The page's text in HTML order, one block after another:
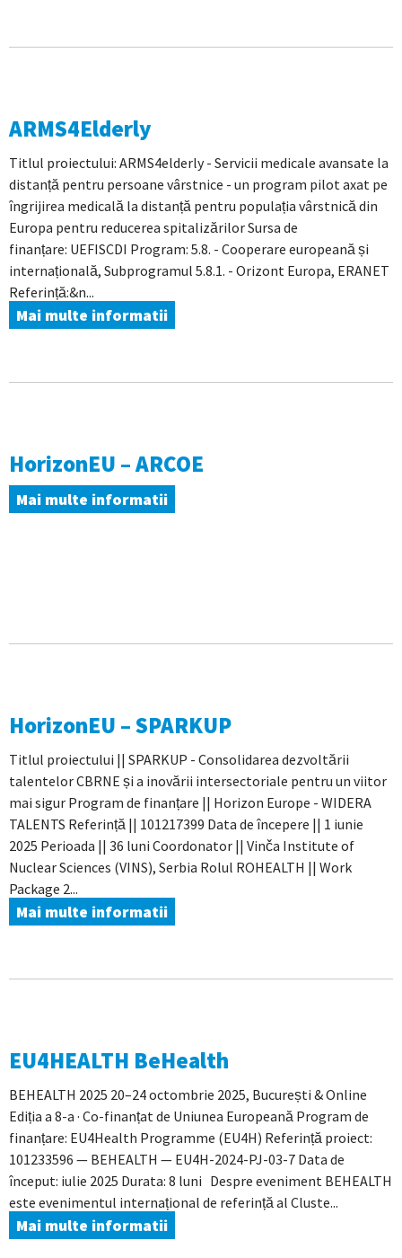
ARMS4Elderly
Titlul proiectului: ARMS4elderly - Servicii medicale avansate la
distanță pentru persoane vârstnice - un program pilot axat pe
îngrijirea medicală la distanță pentru populația vârstnică din
Europa pentru reducerea spitalizărilor Sursa de
finanțare: UEFISCDI Program: 5.8. - Cooperare europeană și
internațională, Subprogramul 5.8.1. - Orizont Europa, ERANET
Referință:&n...
Mai multe informatii
HorizonEU – ARCOE
Mai multe informatii
HorizonEU – SPARKUP
Titlul proiectului || SPARKUP - Consolidarea dezvoltării
talentelor CBRNE și a inovării intersectoriale pentru un viitor
mai sigur Program de finanțare || Horizon Europe - WIDERA
TALENTS Referință || 101217399 Data de începere || 1 iunie
2025 Perioada || 36 luni Coordonator || Vinča Institute of
Nuclear Sciences (VINS), Serbia Rolul ROHEALTH || Work
Package 2...
Mai multe informatii
EU4HEALTH BeHealth
BEHEALTH 2025 20–24 octombrie 2025, București & Online
Ediția a 8-a · Co-finanțat de Uniunea Europeană Program de
finanțare: EU4Health Programme (EU4H) Referință proiect:
101233596 — BEHEALTH — EU4H-2024-PJ-03-7 Data de
început: iulie 2025 Durata: 8 luni Despre eveniment BEHEALTH
este evenimentul internațional de referință al Cluste...
Mai multe informatii